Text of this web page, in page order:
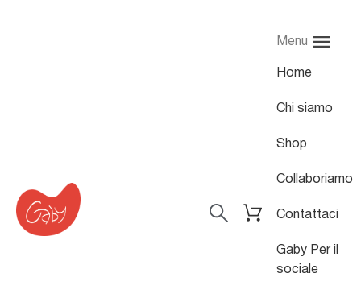
Menu
Home
Chi siamo
Shop
Collaboriamo
Contattaci
Gaby Per il
sociale